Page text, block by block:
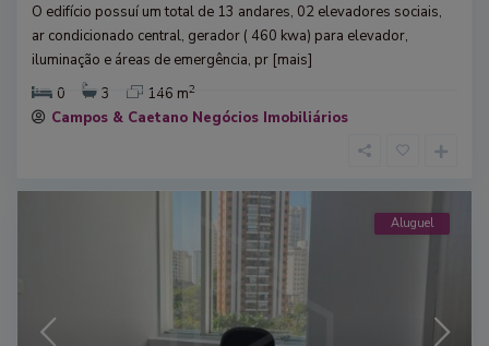
O edifício possuí um total de 13 andares, 02 elevadores sociais,
ar condicionado central, gerador ( 460 kwa) para elevador,
iluminação e áreas de emergência, pr [mais]
0
3 146 m2
Campos & Caetano Negócios Imobiliários
Aluguel